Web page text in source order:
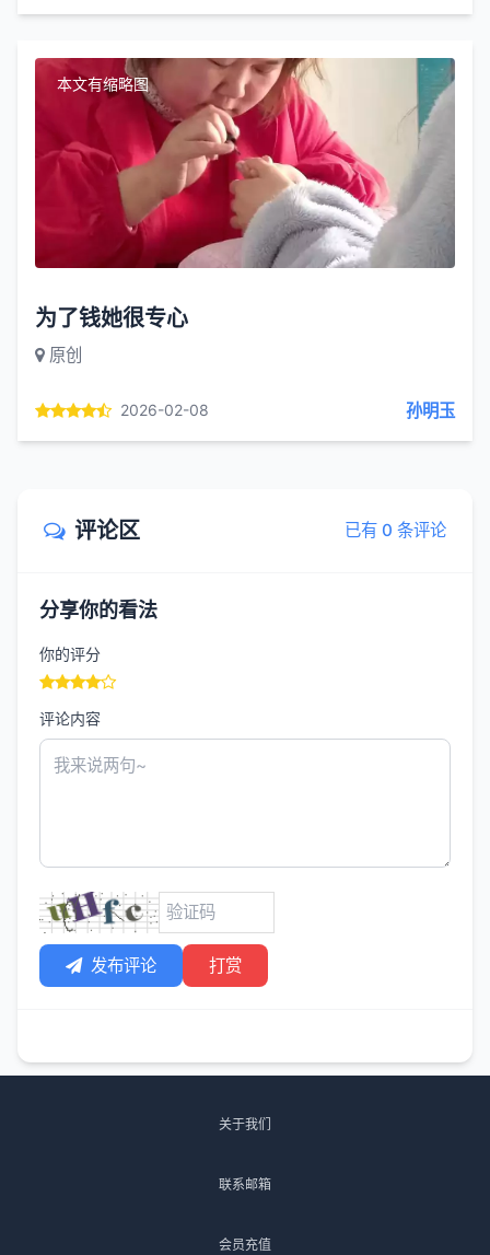
本文有缩略图
为了钱她很专心
原创
2026-02-08 孙明玉
评论区 已有 0 条评论
分享你的看法
你的评分
评论内容
发布评论 打赏
关于我们
联系邮箱
会员充值